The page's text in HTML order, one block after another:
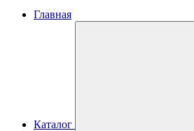
Главная
Каталог